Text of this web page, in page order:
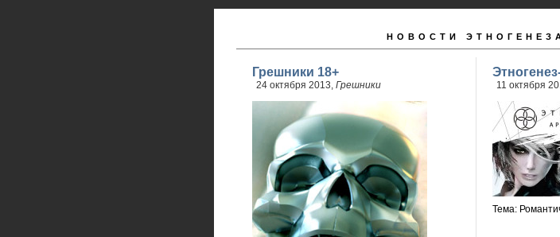
НОВОСТИ
Грешники 18+
24 октября 2013, Грешники 11 октября
Тема: